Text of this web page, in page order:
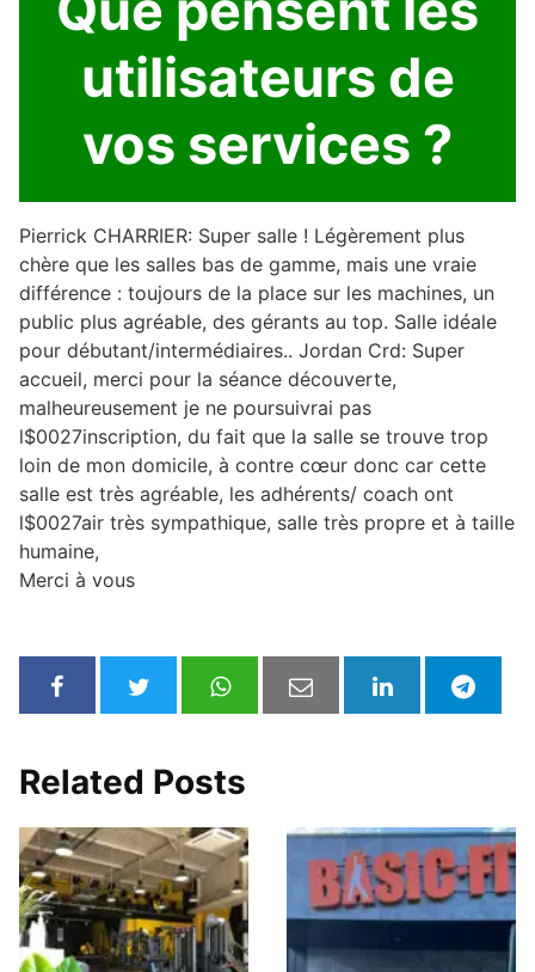
utilisateurs de
vos services ?
Pierrick CHARRIER: Super salle ! Légèrement plus
chère que les salles bas de gamme, mais une vraie
différence : toujours de la place sur les machines, un
public plus agréable, des gérants au top. Salle idéale
pour débutant/intermédiaires.. Jordan Crd: Super
accueil, merci pour la séance découverte,
malheureusement je ne poursuivrai pas
l$0027inscription, du fait que la salle se trouve trop
loin de mon domicile, à contre cœur donc car cette
salle est très agréable, les adhérents/ coach ont
l$0027air très sympathique, salle très propre et à taille
humaine,
Merci à vous
Related Posts